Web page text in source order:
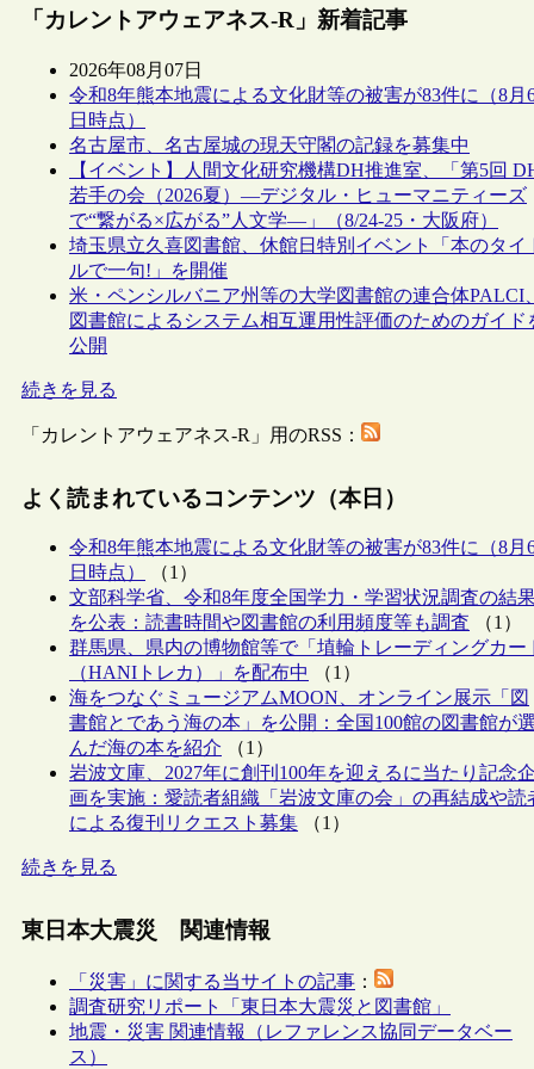
「カレントアウェアネス-R」新着記事
2026年08月07日
令和8年熊本地震による文化財等の被害が83件に（8月
日時点）
名古屋市、名古屋城の現天守閣の記録を募集中
【イベント】人間文化研究機構DH推進室、「第5回
若手の会（2026夏）―デジタル・ヒューマニティーズ
で“繋がる×広がる”人文学―」（8/24-25・大阪府）
埼玉県立久喜図書館、休館日特別イベント「本のタイ
ルで一句!」を開催
米・ペンシルバニア州等の大学図書館の連合体PALCI、
図書館によるシステム相互運用性評価のためのガイド
公開
続きを見る
「カレントアウェアネス-R」用のRSS：
よく読まれているコンテンツ（本日）
令和8年熊本地震による文化財等の被害が83件に（8月
日時点）
（1）
文部科学省、令和8年度全国学力・学習状況調査の結
を公表：読書時間や図書館の利用頻度等も調査 （1）
群馬県、県内の博物館等で「埴輪トレーディングカー
（HANIトレカ）」を配布中
（1）
海をつなぐミュージアムMOON、オンライン展示「図
書館とであう海の本」を公開：全国100館の図書館が選
んだ海の本を紹介 （1）
岩波文庫、2027年に創刊100年を迎えるに当たり記念企
画を実施：愛読者組織「岩波文庫の会」の再結成や読
による復刊リクエスト募集 （1）
続きを見る
東日本大震災 関連情報
「災害」に関する当サイトの記事 ：
調査研究リポート「東日本大震災と図書館」
地震・災害 関連情報（レファレンス協同データベー
ス）